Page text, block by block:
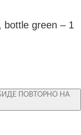
bottle green – 1
ПОВТОРНО НА